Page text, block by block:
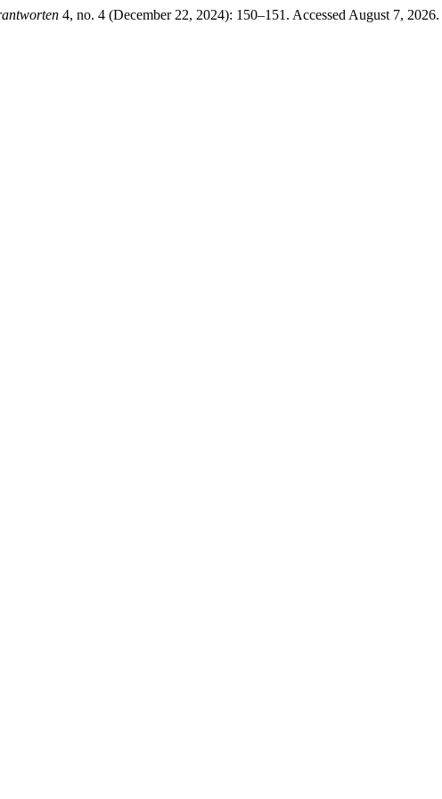
4, no. 4 (December 22, 2024): 150–151. Accessed August 7, 2026.